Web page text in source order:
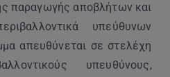
παραγωγής αποβλήτων και
υπεύθυνων
απευθύνεται σε στελέχη
υπευθύνους,